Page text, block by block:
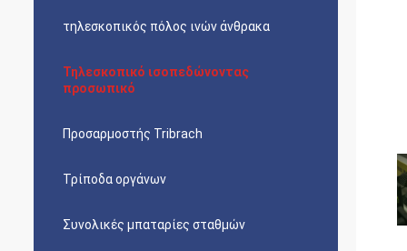
τηλεσκοπικός πόλος ινών άνθρακα
Τηλεσκοπικό ισοπεδώνοντας
προσωπικό
Προσαρμοστής Tribrach
Τρίποδα οργάνων
Συνολικές μπαταρίες σταθμών